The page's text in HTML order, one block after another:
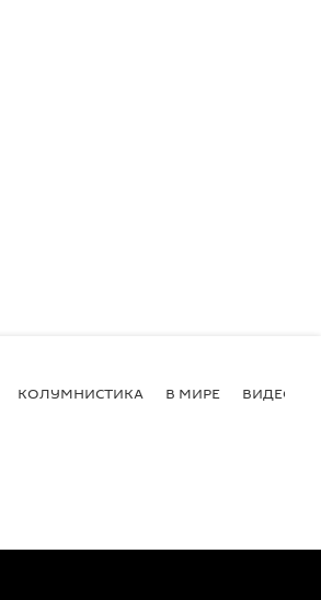
КОЛУМНИСТИКА В МИРЕ ВИДЕО